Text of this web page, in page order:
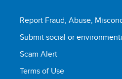
Report Fraud, Abuse,
Submit social or
Scam Alert
Terms of Use